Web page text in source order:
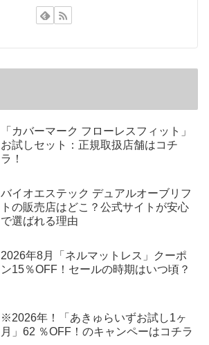
「カバーマーク フローレスフィット」
お試しセット：正規取扱店舗はコチ
ラ！
バイオエステック デュアルオーブリフ
トの販売店はどこ？公式サイトが安心
で選ばれる理由
2026年8月「ネルマットレス」クーポ
ン15％OFF！セールの時期はいつ頃？
※2026年！「あきゅらいずお試し1ヶ
月」62 ％OFF！のキャンペーはコチラ